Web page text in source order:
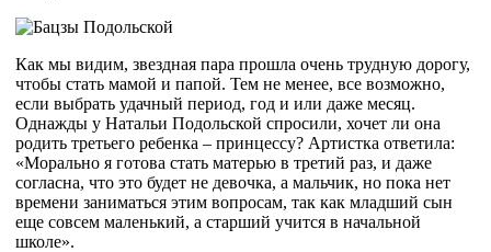
Как мы видим, звездная пара прошла очень трудную дорогу,
чтобы стать мамой и папой. Тем не менее, все возможно,
если выбрать удачный период, год и или даже месяц.
Однажды у Натальи Подольской спросили, хочет ли она
родить третьего ребенка – принцессу? Артистка ответила:
«Морально я готова стать матерью в третий раз, и даже
согласна, что это будет не девочка, а мальчик, но пока нет
времени заниматься этим вопросам, так как младший сын
еще совсем маленький, а старший учится в начальной
школе».